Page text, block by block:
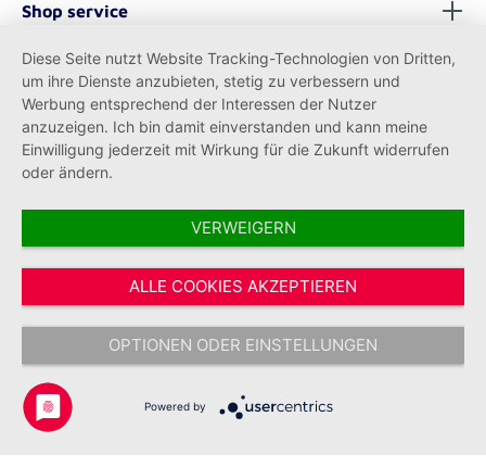
Shop service
Informationen
Vertrag widerrufen
* Alle Preise inkl. gesetzl. Mehrwertsteuer zzgl.Versandkostenund ggf.
Nachnahmegebühren, wenn nicht anders angegeben.
Copyright © 2026 Johanniter-Unfall-Hilfe e.V. - Alle Rechte
vorbehalten.
Diese Seite nutzt Website Tracking-Technologien von Dritten,
um ihre Dienste anzubieten, stetig zu verbessern und
Werbung entsprechend der Interessen der Nutzer
anzuzeigen. Ich bin damit einverstanden und kann meine
Einwilligung jederzeit mit Wirkung für die Zukunft widerrufen
oder ändern.
VERWEIGERN
ALLE COOKIES AKZEPTIEREN
OPTIONEN ODER EINSTELLUNGEN
Powered by